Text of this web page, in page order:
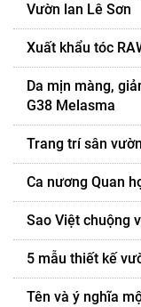
Vườn lan Lê Sơn
Xuất khẩu tóc
Da mịn màng,
G38 Melasma
Trang trí sân
Ca nương Quan
Sao Việt chuộng
5 mẫu thiết kế
Tên và ý nghĩa